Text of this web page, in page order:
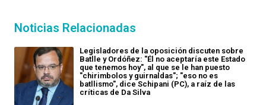
Noticias Relacionadas
Legisladores de la oposición discuten sobre
Batlle y Ordóñez: "Él no aceptaría este Estado
que tenemos hoy", al que se le han puesto
"chirimbolos y guirnaldas"; "eso no es
batllismo", dice Schipani (PC), a raíz de las
críticas de Da Silva